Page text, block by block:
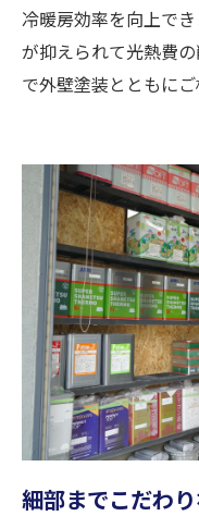
冷暖房効率を向上で
が抑えられて光熱費
で外壁塗装とともにご
細部までこだわ